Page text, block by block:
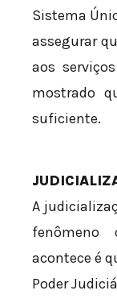
Sistema
assegurar
aos
mostrado
suficiente.
A
fenômeno
acontece é
Poder